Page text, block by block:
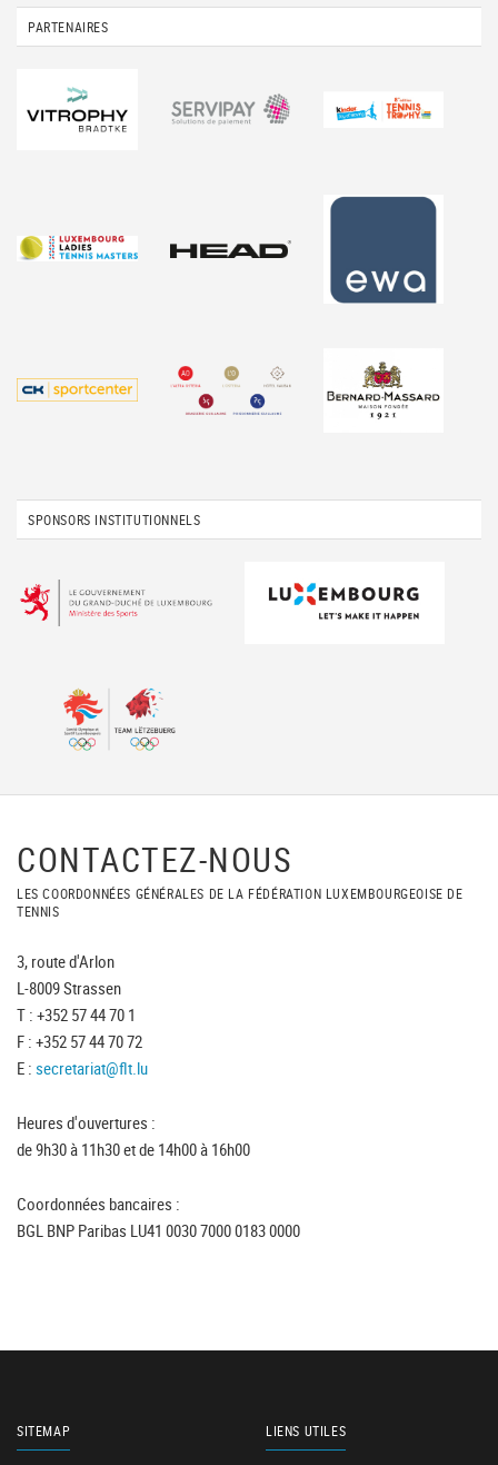
PARTENAIRES
SPONSORS INSTITUTIONNELS
CONTACTEZ-NOUS
LES COORDONNÉES GÉNÉRALES DE LA FÉDÉRATION LUXEMBOURGEOISE DE
TENNIS
3, route d'Arlon
L-8009 Strassen
T : +352 57 44 70 1
F : +352 57 44 70 72
E : secretariat@flt.lu
Heures d'ouvertures :
de 9h30 à 11h30 et de 14h00 à 16h00
Coordonnées bancaires :
BGL BNP Paribas LU41 0030 7000 0183 0000
SITEMAP LIENS UTILES